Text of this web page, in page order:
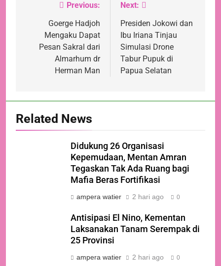
NavigasiPrevious:
Goerge Hadjoh
Mengaku Dapat
Pesan Sakral dari
Almarhum dr
Herman Man
Next:
Presiden Jokowi dan
Ibu Iriana Tinjau
Simulasi Drone
Tabur Pupuk di
Papua Selatan
Related News
Didukung 26 Organisasi
Kepemudaan, Mentan Amran
Tegaskan Tak Ada Ruang bagi
Mafia Beras Fortifikasi
ampera watier 2 hari ago 0
Antisipasi El Nino, Kementan
Laksanakan Tanam Serempak di
25 Provinsi
ampera watier 2 hari ago 0